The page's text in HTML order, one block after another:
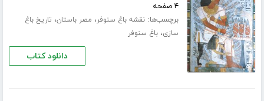
۴ صفحه
برچسب‌ها:نقشه باغ سنوفر، مصر باستان، تاریخ باغ
سازى،باغ سنوفر
دانلود کتاب